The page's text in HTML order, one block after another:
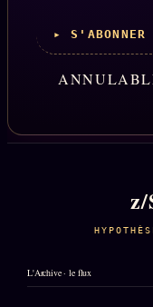
▸
L'Archive · le flux